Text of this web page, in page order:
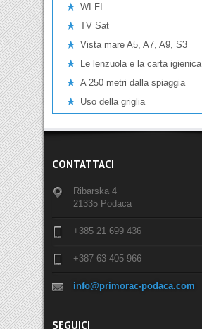
WI FI
TV Sat
Vista mare A5, A7, A9, S3
Le lenzuola e la carta igienica
A 250 metri dalla spiaggia
Uso della griglia
CONTATTACI
Ribarska 4
21335 Podaca
+385 21 699 436
+387 63 405 966
info@primorac-podaca.com
SEGUICI